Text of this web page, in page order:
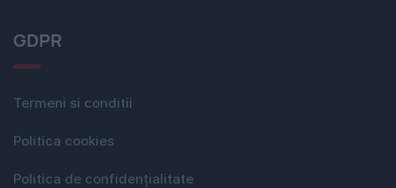
GDPR
Termeni si conditii
Politica cookies
Politica de confidențialitate